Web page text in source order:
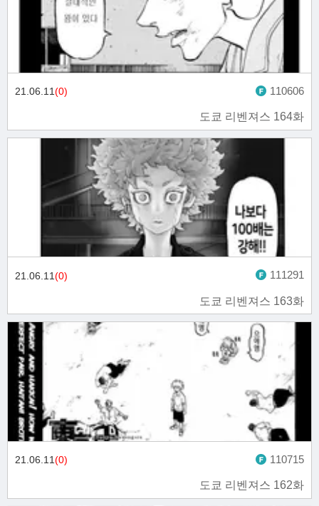
도쿄 리벤져스 164화
21.06.11(0) 110606
도쿄 리벤져스 163화
21.06.11(0) 111291
도쿄 리벤져스 162화
21.06.11(0) 110715